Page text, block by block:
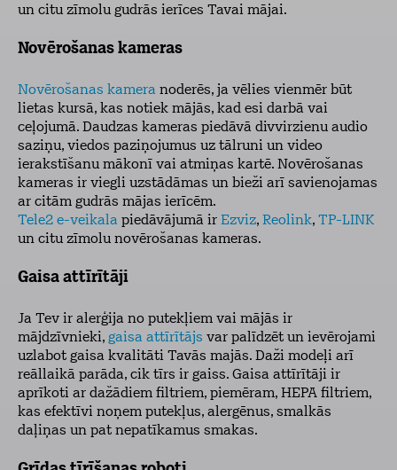
un citu zīmolu gudrās ierīces Tavai mājai.
Novērošanas kameras
Novērošanas kamera noderēs, ja vēlies vienmēr būt
lietas kursā, kas notiek mājās, kad esi darbā vai
ceļojumā. Daudzas kameras piedāvā divvirzienu audio
saziņu, viedos paziņojumus uz tālruni un video
ierakstīšanu mākonī vai atmiņas kartē. Novērošanas
kameras ir viegli uzstādāmas un bieži arī savienojamas
ar citām gudrās mājas ierīcēm.
Tele2 e-veikala piedāvājumā ir Ezviz, Reolink, TP-LINK
un citu zīmolu novērošanas kameras.
Gaisa attīrītāji
Ja Tev ir alerģija no putekļiem vai mājās ir
mājdzīvnieki, gaisa attīrītājs var palīdzēt un ievērojami
uzlabot gaisa kvalitāti Tavās majās. Daži modeļi arī
reāllaikā parāda, cik tīrs ir gaiss. Gaisa attīrītāji ir
aprīkoti ar dažādiem filtriem, piemēram, HEPA filtriem,
kas efektīvi noņem putekļus, alergēnus, smalkās
daļiņas un pat nepatīkamus smakas.